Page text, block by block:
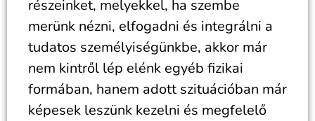
részeinket, melyekkel, ha szembe
merünk nézni, elfogadni és integrálni a
tudatos személyiségünkbe, akkor már
nem kintről lép elénk egyéb fizikai
formában, hanem adott szituációban már
képesek leszünk kezelni és megfelelő